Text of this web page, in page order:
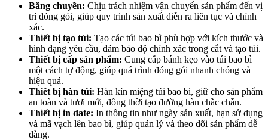
Băng chuyền: Chịu trách nhiệm vận chuyển sản phẩm đến vị
trí đóng gói, giúp quy trình sản xuất diễn ra liên tục và chính
xác.
Thiết bị tạo túi: Tạo các túi bao bì phù hợp với kích thước và
hình dạng yêu cầu, đảm bảo độ chính xác trong cắt và tạo túi.
Thiết bị cấp sản phẩm: Cung cấp bánh kẹo vào túi bao bì
một cách tự động, giúp quá trình đóng gói nhanh chóng và
hiệu quả.
Thiết bị hàn túi: Hàn kín miệng túi bao bì, giữ cho sản phẩm
an toàn và tươi mới, đồng thời tạo đường hàn chắc chắn.
Thiết bị in date: In thông tin như ngày sản xuất, hạn sử dụng
và mã vạch lên bao bì, giúp quản lý và theo dõi sản phẩm dễ
dàng.